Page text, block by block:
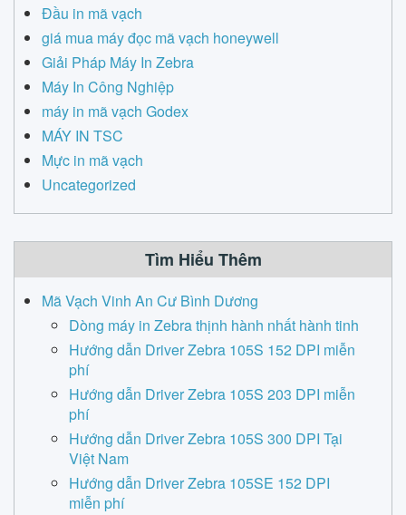
Đầu in mã vạch
giá mua máy đọc mã vạch honeywell
Giải Pháp Máy In Zebra
Máy In Công Nghiệp
máy in mã vạch Godex
MÁY IN TSC
Mực in mã vạch
Uncategorized
Tìm Hiểu Thêm
Mã Vạch Vinh An Cư Bình Dương
Dòng máy in Zebra thịnh hành nhất hành tinh
Hướng dẫn Driver Zebra 105S 152 DPI miễn
phí
Hướng dẫn Driver Zebra 105S 203 DPI miễn
phí
Hướng dẫn Driver Zebra 105S 300 DPI Tại
Việt Nam
Hướng dẫn Driver Zebra 105SE 152 DPI
miễn phí